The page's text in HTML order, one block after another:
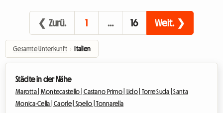
❮ Zurü. 1 … 16 Weit. ❯
Gesamte Unterkunft › Italien
Städte in der Nähe
Marotta | Montecastello |Castano Primo | Lido | Torre Suda |Santa
Monica-Cella |Caorle | Spello |Tonnarella